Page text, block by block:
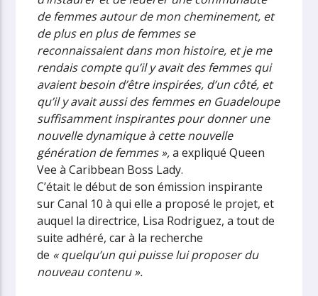
de femmes autour de mon cheminement, et
de plus en plus de femmes se
reconnaissaient dans mon histoire, et je me
rendais compte qu’il y avait des femmes qui
avaient besoin d’être inspirées, d’un côté, et
qu’il y avait aussi des femmes en Guadeloupe
suffisamment inspirantes pour donner une
nouvelle dynamique à cette nouvelle
génération de femmes »,a expliqué Queen
Vee à Caribbean Boss Lady.
C’était le début de son émission inspirante
sur Canal 10 à qui elle a proposé le projet, et
auquel la directrice, Lisa Rodriguez, a tout de
suite adhéré, car à la recherche
de « quelqu’un qui puisse lui proposer du
nouveau contenu ».